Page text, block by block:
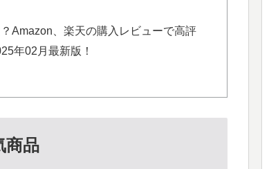
Amazon、楽天の購入レビューで高評
年02月最新版！
商品